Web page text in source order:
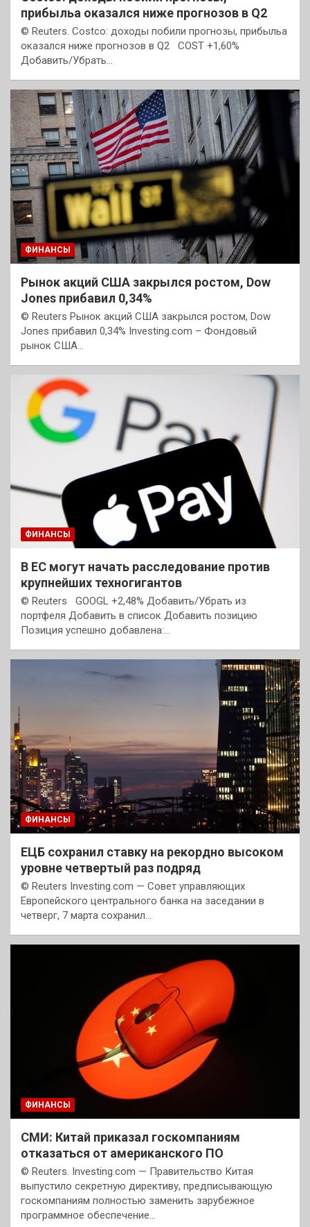
прибыльa оказался ниже прогнозов в Q2
© Reuters. Costco: доходы побили прогнозы, прибыльa
оказался ниже прогнозов в Q2 COST +1,60%
Добавить/Убрать…
ФИНАНСЫ
Рынок акций США закрылся ростом, Dow
Jones прибавил 0,34%
© Reuters Рынок акций США закрылся ростом, Dow
Jones прибавил 0,34% Investing.com – Фондовый
рынок США…
ФИНАНСЫ
В ЕС могут начать расследование против
крупнейших техногигантов
© Reuters GOOGL +2,48% Добавить/Убрать из
портфеля Добавить в список Добавить позицию
Позиция успешно добавлена:…
ФИНАНСЫ
ЕЦБ сохранил ставку на рекордно высоком
уровне четвертый раз подряд
© Reuters Investing.com — Совет управляющих
Европейского центрального банка на заседании в
четверг, 7 марта сохранил…
ФИНАНСЫ
СМИ: Китай приказал госкомпаниям
отказаться от американского ПО
© Reuters. Investing.com — Правительство Китая
выпустило секретную директиву, предписывающую
госкомпаниям полностью заменить зарубежное
программное обеспечение…